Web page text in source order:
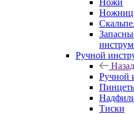
Ножи
Ручной
Назад
Ручной
Тиски